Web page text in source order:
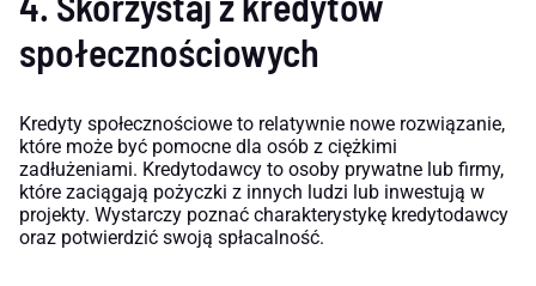
społecznościowych
Kredyty społecznościowe to relatywnie nowe rozwiązanie,
które może być pomocne dla osób z ciężkimi
zadłużeniami. Kredytodawcy to osoby prywatne lub firmy,
które zaciągają pożyczki z innych ludzi lub inwestują w
projekty. Wystarczy poznać charakterystykę kredytodawcy
oraz potwierdzić swoją spłacalność.